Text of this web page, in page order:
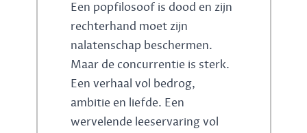
Een popfilosoof is dood en zijn
rechterhand moet zijn
nalatenschap beschermen.
Maar de concurrentie is sterk.
Een verhaal vol bedrog,
ambitie en liefde. Een
wervelende leeservaring vol